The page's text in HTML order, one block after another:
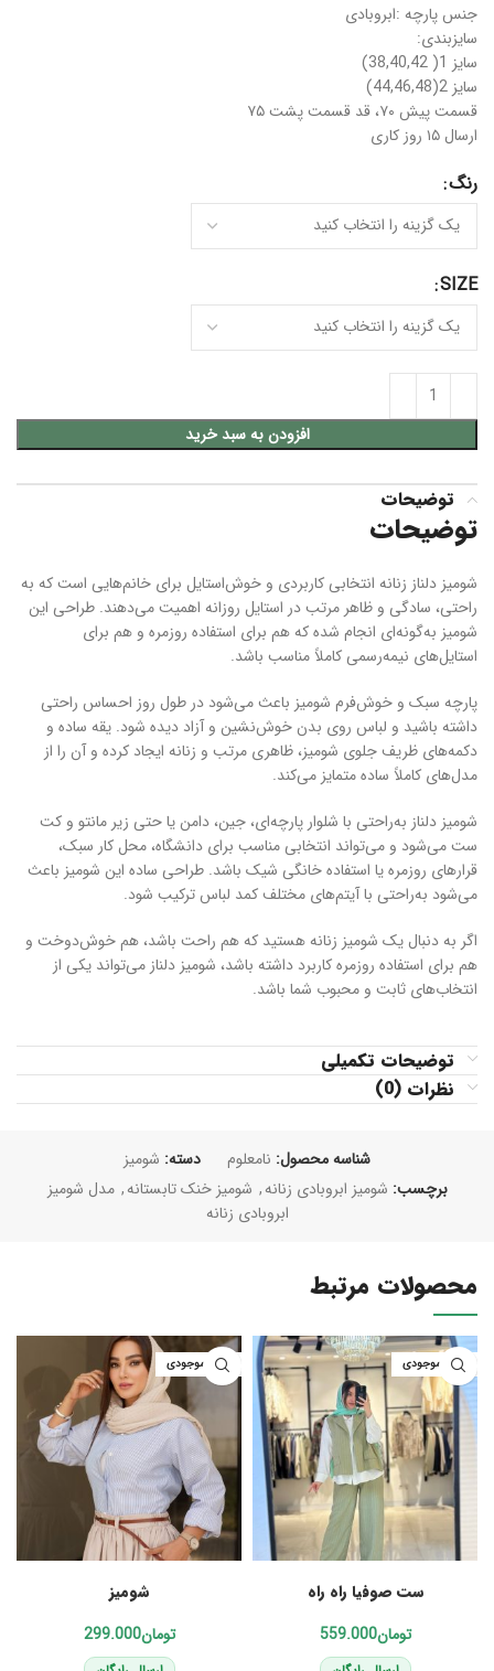
جنس پارچه :ابروبادی
سایزبندی:
سایز 1( 38,40,42)
سایز 2(44,46,48)
قسمت پیش ۷۰، قد قسمت پشت ۷۵
ارسال ۱۵ روز کاری
رنگ
SIZE
افزودن به سبد خرید
توضیحات
توضیحات
شومیز دلناز زنانه انتخابی کاربردی و خوش‌استایل برای خانم‌هایی است که به
راحتی، سادگی و ظاهر مرتب در استایل روزانه اهمیت می‌دهند. طراحی این
شومیز به‌گونه‌ای انجام شده که هم برای استفاده روزمره و هم برای
استایل‌های نیمه‌رسمی کاملاً مناسب باشد.
پارچه سبک و خوش‌فرم شومیز باعث می‌شود در طول روز احساس راحتی
داشته باشید و لباس روی بدن خوش‌نشین و آزاد دیده شود. یقه ساده و
دکمه‌های ظریف جلوی شومیز، ظاهری مرتب و زنانه ایجاد کرده و آن را از
مدل‌های کاملاً ساده متمایز می‌کند.
شومیز دلناز به‌راحتی با شلوار پارچه‌ای، جین، دامن یا حتی زیر مانتو و کت
ست می‌شود و می‌تواند انتخابی مناسب برای دانشگاه، محل کار سبک،
قرارهای روزمره یا استفاده خانگی شیک باشد. طراحی ساده این شومیز باعث
می‌شود به‌راحتی با آیتم‌های مختلف کمد لباس ترکیب شود.
اگر به دنبال یک شومیز زنانه هستید که هم راحت باشد، هم خوش‌دوخت و
هم برای استفاده روزمره کاربرد داشته باشد، شومیز دلناز می‌تواند یکی از
انتخاب‌های ثابت و محبوب شما باشد.
توضیحات تکمیلی
نظرات (0)
شناسه محصول: نامعلوم دسته: شومیز
برچسب: شومیز ابروبادی زنانه, شومیز خنک تابستانه, مدل شومیز
ابروبادی زنانه
محصولات مرتبط
اتمام موجودی
ست صوفیا راه راه
تومان
اتمام موجودی
شومیز
تومان